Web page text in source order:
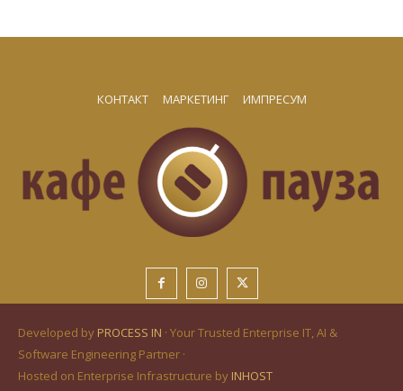
КОНТАКТ МАРКЕТИНГ ИМПРЕСУМ
Developed by PROCESS IN · Your Trusted Enterprise IT, AI &
Software Engineering Partner ·
Hosted on Enterprise Infrastructure by INHOST